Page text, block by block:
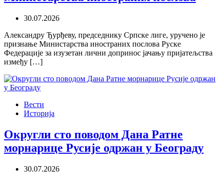
30.07.2026
Александру Ђурђеву, председнику Српске лиге, уручено је
признање Министарства иностраних послова Руске
Федерације за изузетан лични допринос јачању пријатељства
између […]
Вести
Историја
Округли сто поводом Дана Ратне
морнарице Русије одржан у Београду
30.07.2026